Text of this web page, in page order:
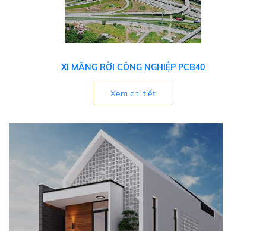
XI MĂNG RỜI CÔNG NGHIỆP PCB40
Xem chi tiết